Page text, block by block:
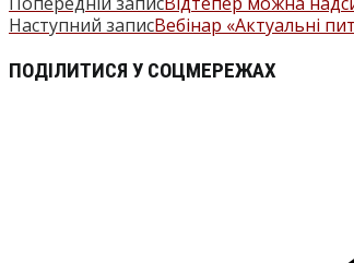
ПРОЧИТАТИ
БІЛЬШЕ
СТАТЕЙ
Наступний записВебінар «Актуальні
ПОДІЛИТИСЯ У СОЦМЕРЕЖАХ